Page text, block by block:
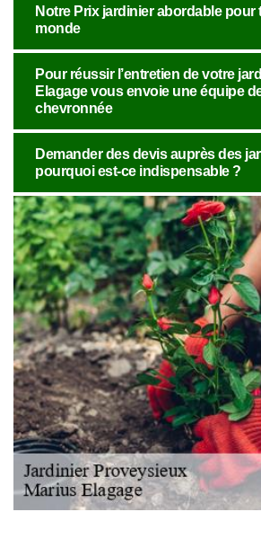
Notre Prix jardinier abordable pour
monde
Pour réussir l’entretien de votre
Elagage vous envoie une équipe
chevronnée
Demander des devis auprès des
pourquoi est-ce indispensable ?